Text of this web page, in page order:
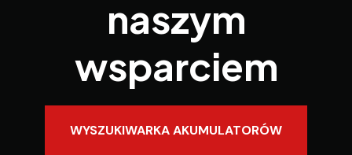
naszym
wsparciem
WYSZUKIWARKA AKUMULATORÓW